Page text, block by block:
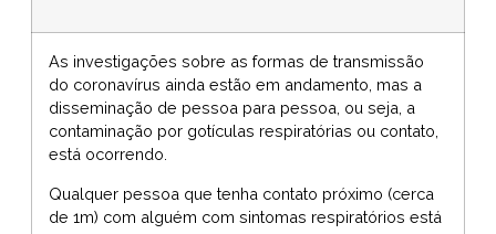
As investigações sobre as formas de transmissão
do coronavírus ainda estão em andamento, mas a
disseminação de pessoa para pessoa, ou seja, a
contaminação por gotículas respiratórias ou contato,
está ocorrendo.
Qualquer pessoa que tenha contato próximo (cerca
de 1m) com alguém com sintomas respiratórios está